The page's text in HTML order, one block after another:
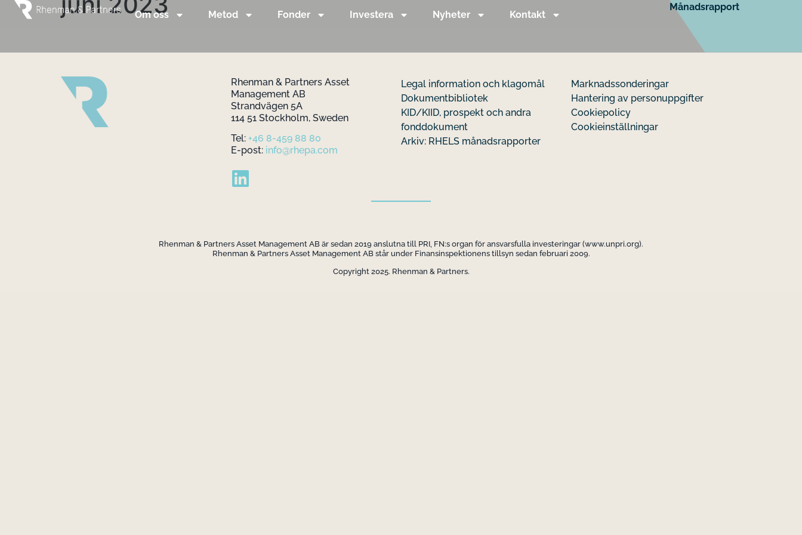
Om oss Metod Fonder Investera Nyheter Kontakt
Månadsrapport
Rhenman & Partners Asset
Management AB
Strandvägen 5A
114 51 Stockholm, Sweden
Tel: +46 8-459 88 80
E-post: info@rhepa.com
Legal information och klagomål
Dokumentbibliotek
KID/KIID, prospekt och andra
fonddokument
Arkiv: RHELS månadsrapporter
Marknadssonderingar
Hantering av personuppgifter
Cookiepolicy
Cookieinställningar
Rhenman & Partners Asset Management AB är sedan 2019 anslutna till PRI, FN:s organ för ansvarsfulla investeringar (www.unpri.org).
Rhenman & Partners Asset Management AB står under Finansinspektionens tillsyn sedan februari 2009.
Copyright 2025. Rhenman & Partners.